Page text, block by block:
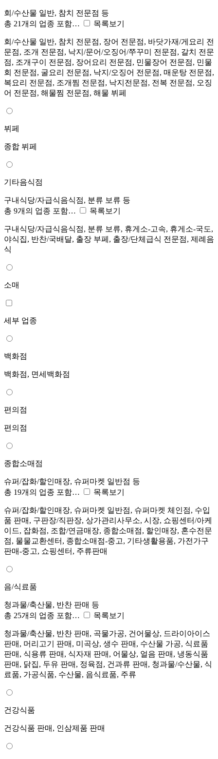
회/수산물 일반, 참치 전문점 등
총 21개의 업종 포함…
목록보기
회/수산물 일반, 참치 전문점, 장어 전문점, 바닷가재/게요리 전
문점, 조개 전문점, 낙지/문어/오징어/쭈꾸미 전문점, 갈치 전문
점, 조개구이 전문점, 장어요리 전문점, 민물장어 전문점, 민물
회 전문점, 굴요리 전문점, 낙지/오징어 전문점, 매운탕 전문점,
복요리 전문점, 조개찜 전문점, 낙지전문점, 전복 전문점, 오징
어 전문점, 해물찜 전문점, 해물 뷔페
뷔페
종합 뷔페
기타음식점
구내식당/자급식음식점, 분류 보류 등
총 9개의 업종 포함…
목록보기
구내식당/자급식음식점, 분류 보류, 휴게소-고속, 휴게소-국도,
야식집, 반찬/국배달, 출장 부페, 출장/단체급식 전문점, 제례음
식
소매
세부 업종
백화점
백화점, 면세백화점
편의점
편의점
종합소매점
슈퍼/잡화/할인매장, 슈퍼마켓 일반점 등
총 19개의 업종 포함…
목록보기
슈퍼/잡화/할인매장, 슈퍼마켓 일반점, 슈퍼마켓 체인점, 수입
품 판매, 구판장/직판장, 상가관리사무소, 시장, 쇼핑센터/아케
이드, 잡화점, 조합/연금매장, 종합소매점, 할인매장, 혼수전문
점, 물물교환센터, 종합소매점-중고, 기타생활용품, 가전가구
판매-중고, 쇼핑센터, 주류판매
음/식료품
청과물/축산물, 반찬 판매 등
총 25개의 업종 포함…
목록보기
청과물/축산물, 반찬 판매, 곡물가공, 건어물상, 드라이아이스
판매, 머리고기 판매, 미곡상, 생수 판매, 수산물 가공, 식료품
판매, 식용류 판매, 식자재 판매, 어물상, 얼음 판매, 냉동식품
판매, 닭집, 두유 판매, 정육점, 건과류 판매, 청과물/수산물, 식
료품, 가공식품, 수산물, 음식료품, 주류
건강식품
건강식품 판매, 인삼제품 판매